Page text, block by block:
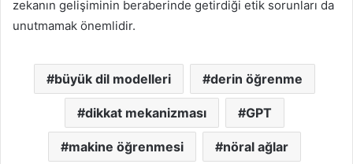
zekanın gelişiminin beraberinde getirdiği etik sorunları da
unutmamak önemlidir.
büyük dil modelleri derin öğrenme
dikkat mekanizması GPT
makine öğrenmesi nöral ağlar